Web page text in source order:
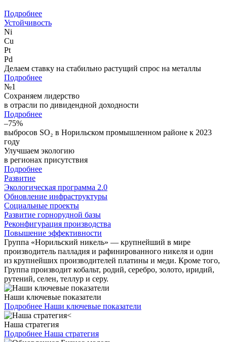
Подробнее
Устойчивость
Ni
Cu
Pt
Pd
Делаем ставку на стабильно растущий спрос на металлы
Подробнее
№1
Сохраняем лидерство
в отрасли по дивидендной доходности
Подробнее
–75%
выбросов SO₂ в Норильском промышленном районе к 2023
году
Улучшаем экологию
в регионах присутствия
Подробнее
Развитие
Экологическая программа 2.0
Обновление инфраструктуры
Социальные проекты
Развитие горнорудной базы
Реконфигурация производства
Повышение эффективности
Группа «Норильский никель» — крупнейший в мире
производитель палладия и рафинированного никеля и один
из крупнейших производителей платины и меди. Кроме того,
Группа производит кобальт, родий, серебро, золото, иридий,
рутений, селен, теллур и серу.
Наши ключевые показатели
Подробнее Наши ключевые показатели
Наша стратегия
Подробнее Наша стратегия